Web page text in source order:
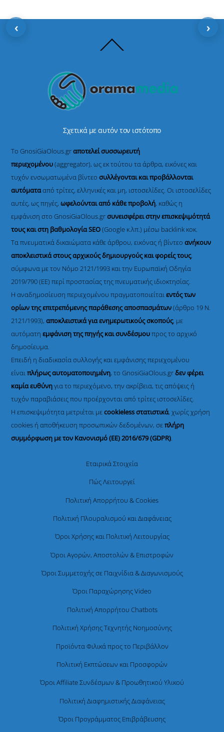
To
Σχετικά με αυτόν τον ιστότοπο
Το GnosiGiaOlous.grαποτελεί συσσωρευτή
περιεχομένου(aggregator), ως εκ τούτου τα άρθρα, εικόνες και
τυχόν ενσωματωμένα βίντεοσυλλέγονται και προβάλλονται
αυτόματααπό τρίτες, ελληνικές και μη, ιστοσελίδες. Οι ιστοσελίδες
αυτές, ως πηγές,ωφελούνται από κάθε προβολή, καθώς η
εμφάνιση στο GnosiGiaOlous.grσυνεισφέρει στην επισκεψιμότητά
τους και στη βαθμολογία SEO(Google κ.λπ.) μέσω backlink κοκ.
Τα πνευματικά δικαιώματα κάθε άρθρου, εικόνας ή βίντεοανήκουν
αποκλειστικά στους αρχικούς δημιουργούς και φορείς τους,
σύμφωνα με τον Νόμο 2121/1993 και την Ευρωπαϊκή Οδηγία
2019/790 (ΕΕ) περί προστασίας της πνευματικής ιδιοκτησίας.
Η αναδημοσίευση περιεχομένου πραγματοποιείταιεντός των
ορίων της επιτρεπόμενης παράθεσης αποσπασμάτων(άρθρο 19 Ν.
2121/1993), αποκλειστικά για ενημερωτικούς σκοπούς, με
αυτόματηεμφάνιση της πηγής και συνδέσμουπρος το αρχικό
δημοσίευμα.
Επειδή η διαδικασία συλλογής και εμφάνισης περιεχομένου
είναιπλήρως αυτοματοποιημένη, το GnosiGiaOlous.grδεν φέρει
καμία ευθύνηγια το περιεχόμενο, την ακρίβεια, τις απόψεις ή
τυχόν παραβιάσεις που προέρχονται από τρίτες ιστοσελίδες.
Η επισκεψιμότητα μετριέται μεcookieless στατιστικά, χωρίς χρήση
cookies ή αποθήκευση προσωπικών δεδομένων, σεπλήρη
συμμόρφωση με τον Κανονισμό (ΕΕ) 2016/679 (GDPR).
Εταιρικά Στοιχεία
Πώς Λειτουργεί
Πολιτική Απορρήτου & Cookies
Πολιτική Πλουραλισμού και Διαφάνειας
Όροι Χρήσης και Πολιτική Λειτουργίας
Όροι Αγορών, Αποστολών & Επιστροφών
Όροι Συμμετοχής σε Παιχνίδια & Διαγωνισμούς
Όροι Παραχώρησης Video
Πολιτική Απορρήτου Chatbots
Πολιτική Χρήσης Τεχνητής Νοημοσύνης
Προϊόντα Φιλικά προς το Περιβάλλον
Πολιτική Εκπτώσεων και Προσφορών
Όροι Affiliate Συνδέσμων & Προωθητικού Υλικού
Πολιτική Διαφημιστικής Διαφάνειας
Όροι Προγράμματος Επιβράβευσης
‹ ›